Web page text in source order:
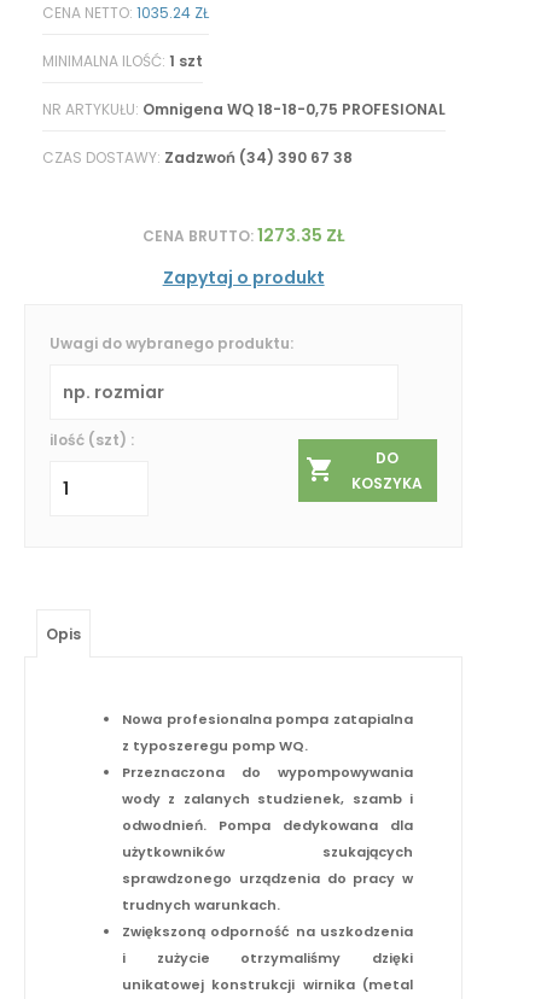
CENA NETTO: 1035.24 ZŁ
MINIMALNA ILOŚĆ: 1 szt
NR ARTYKUŁU: Omnigena WQ 18-18-0,75 PROFESIONAL
CZAS DOSTAWY: Zadzwoń (34) 390 67 38
CENA BRUTTO:1273.35 ZŁ
Zapytaj o produkt
Uwagi do wybranego produktu:
ilość (szt) :
DO
KOSZYKA
Opis
Nowa profesionalna pompa zatapialna
z typoszeregu pomp WQ.
Przeznaczona do wypompowywania
wody z zalanych studzienek, szamb i
odwodnień. Pompa dedykowana dla
użytkowników szukających
sprawdzonego urządzenia do pracy w
trudnych warunkach.
Zwiększoną odporność na uszkodzenia
i zużycie otrzymaliśmy dzięki
unikatowej konstrukcji wirnika (metal